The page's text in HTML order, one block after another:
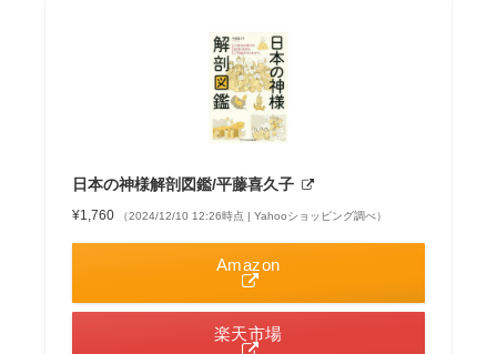
日本の神様解剖図鑑/平藤喜久子
¥1,760 （2024/12/10 12:26時点 | Yahooショッピング調べ）
Amazon
楽天市場